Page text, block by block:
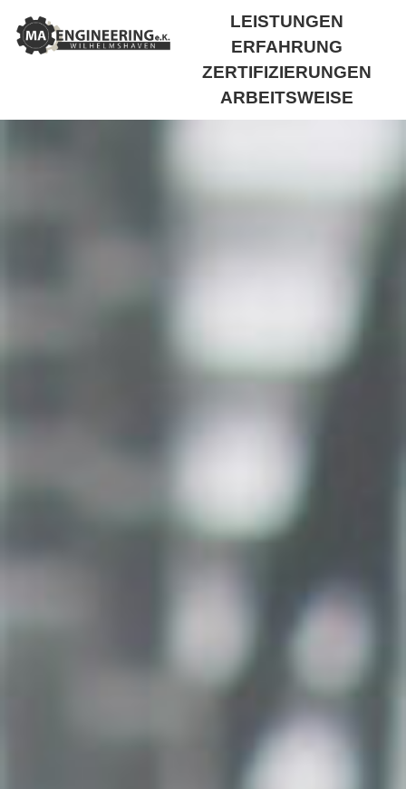
LEISTUNGEN
ERFAHRUNG
ZERTIFIZIERUNGEN
ARBEITSWEISE